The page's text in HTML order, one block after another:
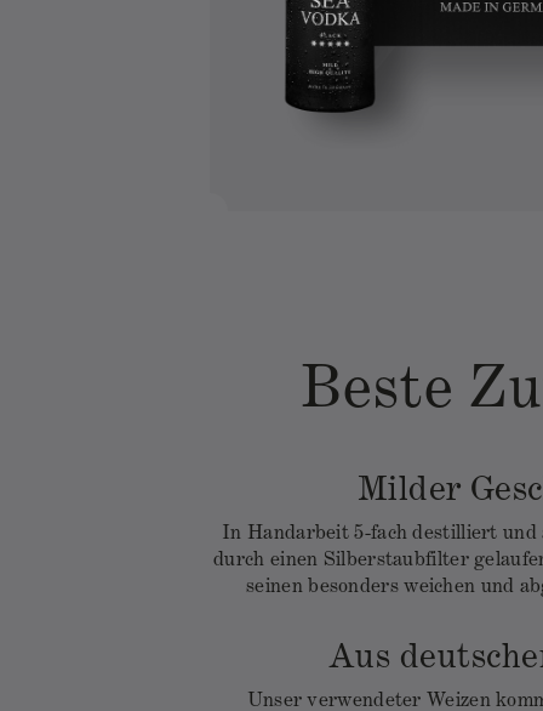
Beste
Milder
In Handarbeit 5-fach destilliert und
durch einen Silberstaubfilter
seinen besonders weichen und
Aus
Unser verwendeter Weizen